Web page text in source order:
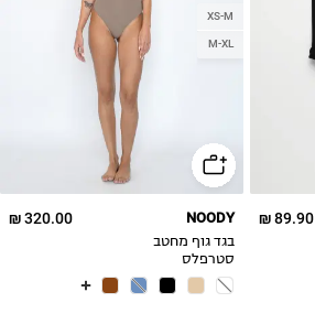
89.90 ₪
XS-M
M-XL
320.00 ₪ NOODY
בגד גוף מחטב
סטרפלס
STRAPLESS
BODYSUIT